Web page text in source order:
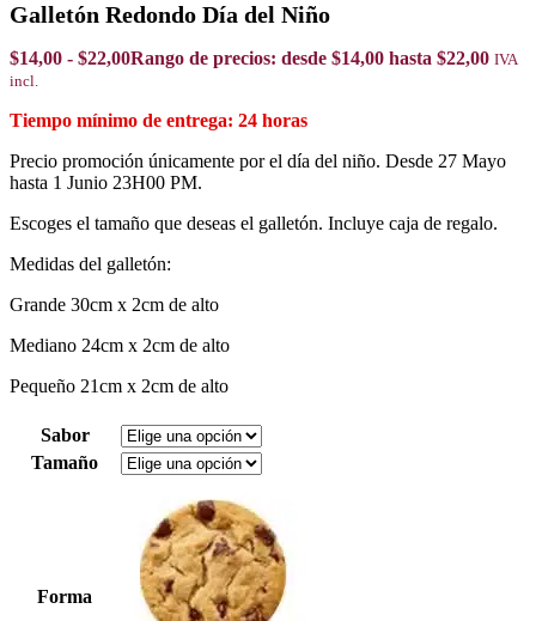
Galletón Redondo Día del Niño
$14,00 - $22,00Rango de precios: desde $14,00 hasta $22,00 IVA
incl.
24 horas
Precio promoción únicamente por el día del niño. Desde 27 Mayo
hasta 1 Junio 23H00 PM.
Escoges el tamaño que deseas el galletón. Incluye caja de regalo.
Medidas del galletón:
Grande 30cm x 2cm de alto
Mediano 24cm x 2cm de alto
Pequeño 21cm x 2cm de alto
Sabor
Tamaño
Forma